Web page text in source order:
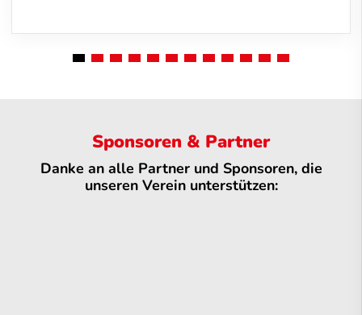
Sponsoren & Partner
Danke an alle Partner und Sponsoren, die
unseren Verein unterstützen: